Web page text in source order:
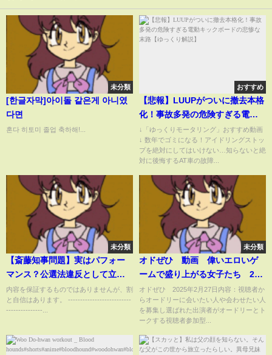
未分類
[한글자막]아이돌 같은게 아니였
다면
혼다 히토미 졸업 축하해!...
おすすめ
【悲報】LUUPがついに撤去本格
化！事故多発の危険すぎる電動
キックボードの悲惨な末路【ゆ
っくり解説】
↓「ゆっくりモータリング」おすすめ動画
↓ 数年でゴミになる！アイドリングストッ
プを絶対にしてはいけない…知らないと絶
対に後悔するAT車の故障...
未分類
【斎藤知事問題】実はパフォー
マンス？公選法違反として立件
される可能性は○○％です
内容を保証するものではありませんが、割
と自信はあります。 --------------------------
---------------...
未分類
オドぜひ 動画 偉いエロいゲ
ームで盛り上がる女子たち 2月
27日
オドぜひ 2025年2月27日内容：視聴者か
らオードリーに会いたい人や会わせたい人
を募集し選ばれた出演者がオードリーとト
ークする視聴者参加型...